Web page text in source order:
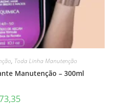
, Toda Linha Manutenção
Manutenção – 300ml